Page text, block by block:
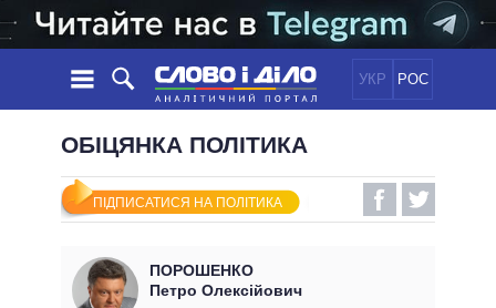
УКР РОС
НОВИНИ
СТРІЧКА
ПОДІЇ
СТАТТІ
ДУМКИ
ПОЛІТИКА
ЕКОНОМІКА
СВІТ
ОБIЦЯНКИ
УСІ ПОЛІТИКИІНФОГРАФІКА
ОБІЦЯНКА ПОЛІТИКА
ПІДПИСАТИСЯ НА ПОЛІТИКА
ПОРОШЕНКО
Петро Олексійович